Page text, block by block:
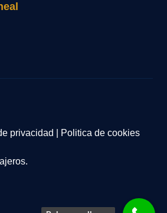
privacidad Politica de cookies